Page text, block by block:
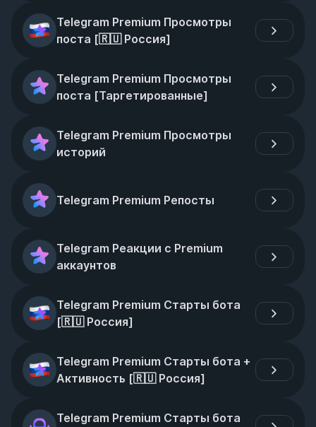
Telegram Premium Просмотры
поста [🇷🇺 Россия]
Telegram Premium Просмотры
поста [Таргетированные]
Telegram Premium Просмотры
историй
Telegram Premium Репосты
Telegram Реакции с Premium
аккаунтов
Telegram Premium Старты бота
[🇷🇺 Россия]
Telegram Premium Старты бота +
Активность [🇷🇺 Россия]
Telegram Premium Старты бота